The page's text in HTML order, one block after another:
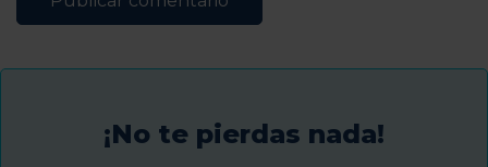
¡No te pierdas nada!